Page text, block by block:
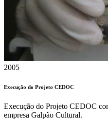
2005
Execução do Projeto CEDOC
Execução do Projeto CEDOC
empresa Galpão Cultural.